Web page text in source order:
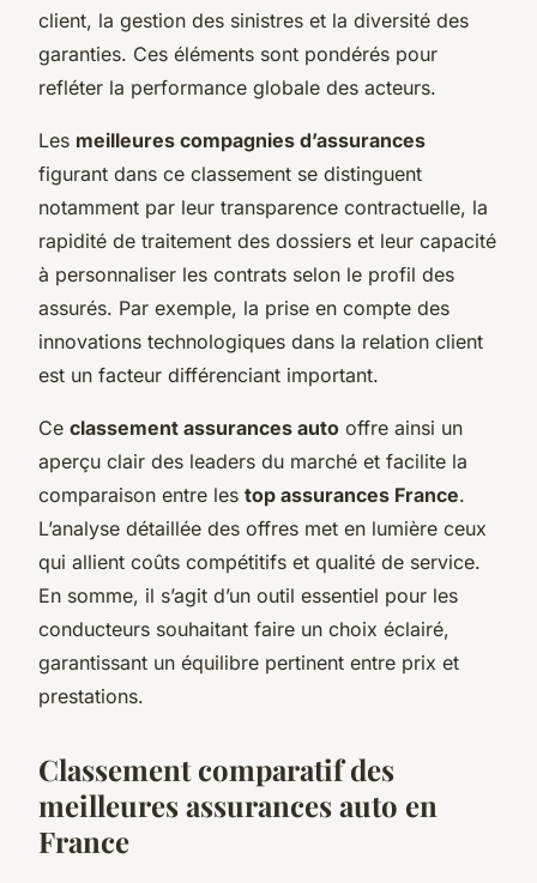
client, la gestion des sinistres et la diversité des
garanties. Ces éléments sont pondérés pour
refléter la performance globale des acteurs.
Les meilleures compagnies d’assurances
figurant dans ce classement se distinguent
notamment par leur transparence contractuelle, la
rapidité de traitement des dossiers et leur capacité
à personnaliser les contrats selon le profil des
assurés. Par exemple, la prise en compte des
innovations technologiques dans la relation client
est un facteur différenciant important.
Ce classement assurances auto offre ainsi un
aperçu clair des leaders du marché et facilite la
comparaison entre les top assurances France.
L’analyse détaillée des offres met en lumière ceux
qui allient coûts compétitifs et qualité de service.
En somme, il s’agit d’un outil essentiel pour les
conducteurs souhaitant faire un choix éclairé,
garantissant un équilibre pertinent entre prix et
prestations.
Classement comparatif des
meilleures assurances auto en
France